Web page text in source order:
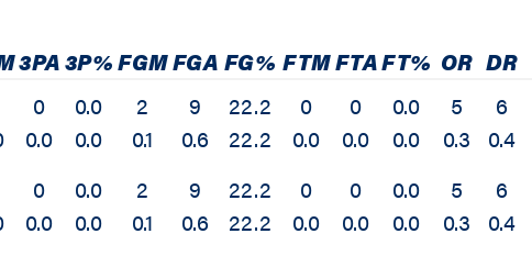
3PA3P%FGMFGA FG% FTMFTAFT% OR DR
0
0.0
0.0
0.0
2
0.1
9
0.6
22.2
22.2
0
0.0
0
0.0
0.0
0.0
5
0.3
6
0.4
0
0.0
0.0
0.0
2
0.1
9
0.6
22.2
22.2
0
0.0
0
0.0
0.0
0.0
5
0.3
6
0.4